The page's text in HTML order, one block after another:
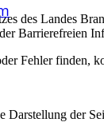
des Landes
Barrierefreien
Fehler finden,
der